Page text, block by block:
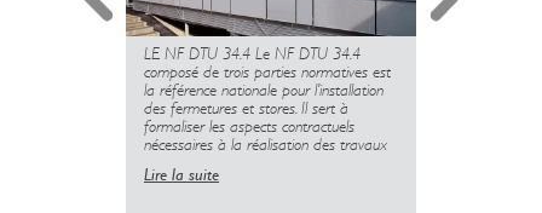
LE NF DTU 34.4 Le NF DTU 34.4
composé de trois parties normatives est
la référence nationale pour l’installation
des fermetures et stores. Il sert à
formaliser les aspects contractuels
nécessaires à la réalisation des travaux
Lire la suite